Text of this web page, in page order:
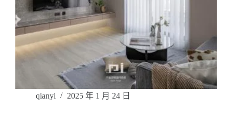
qianyi 2025 年 1 月 24 日